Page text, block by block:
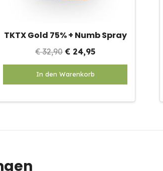
TKTX Gold 75% + Numb Spray
€32,90 Oorspronkelijke
prijs
was:
€ 24,95Huidige
prijs
In den Warenkorb